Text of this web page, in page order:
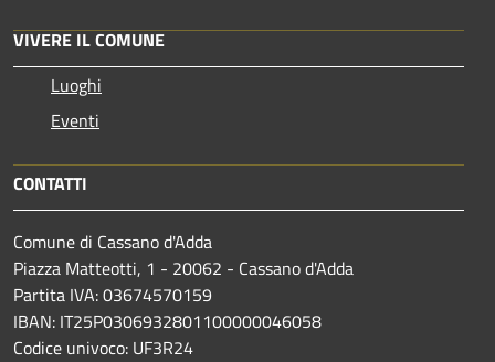
VIVERE IL COMUNE
Luoghi
Eventi
CONTATTI
Comune di Cassano d'Adda
Piazza Matteotti, 1 - 20062 - Cassano d'Adda
Partita IVA: 03674570159
IBAN: IT25P0306932801100000046058
Codice univoco: UF3R24